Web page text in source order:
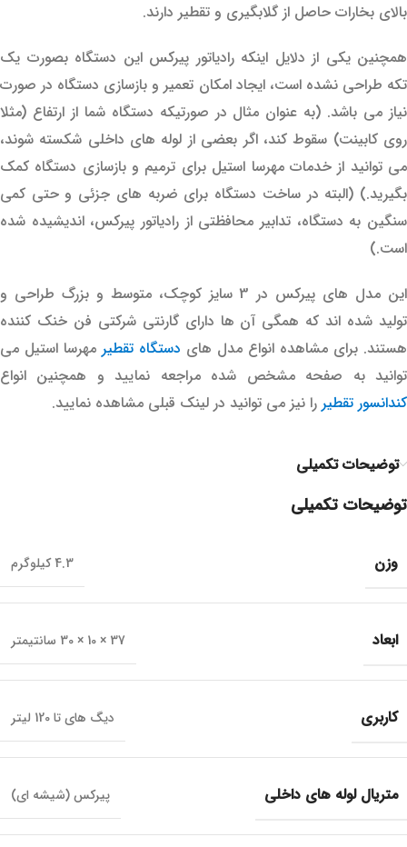
بالای بخارات حاصل از گلابگیری و تقطیر دارند.
همچنین یکی از دلایل اینکه رادیاتور پیرکس این دستگاه بصورت یک
تکه طراحی نشده است، ایجاد امکان تعمیر و بازسازی دستگاه در صورت
نیاز می باشد. (به عنوان مثال در صورتیکه دستگاه شما از ارتفاع (مثلا
روی کابینت) سقوط کند، اگر بعضی از لوله های داخلی شکسته شوند،
می توانید از خدمات مهرسا استیل برای ترمیم و بازسازی دستگاه کمک
بگیرید.) (البته در ساخت دستگاه برای ضربه های جزئی و حتی کمی
سنگین به دستگاه، تدابیر محافظتی از رادیاتور پیرکس، اندیشیده شده
است.)
این مدل های پیرکس در 3 سایز کوچک، متوسط و بزرگ طراحی و
تولید شده اند که همگی آن ها دارای گارنتی شرکتی فن خنک کننده
هستند. برای مشاهده انواع مدل های دستگاه تقطیر مهرسا استیل می
توانید به صفحه مشخص شده مراجعه نمایید و همچنین انواع
کندانسور تقطیر را نیز می توانید در لینک قبلی مشاهده نمایید.
توضیحات تکمیلی
توضیحات تکمیلی
وزن 4.3 کیلوگرم
ابعاد 37 × 10 × 30 سانتیمتر
کاربری دیگ های تا 120 لیتر
متریال لوله های داخلی پیرکس (شیشه ای)